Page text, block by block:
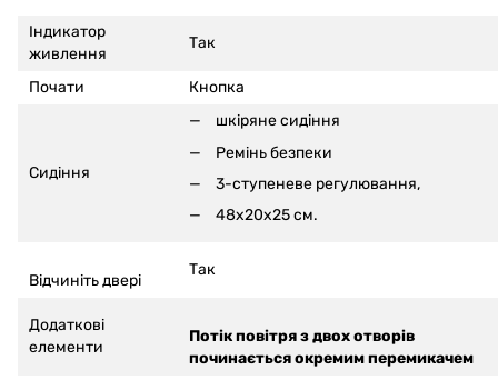
Індикатор
живлення
Так
Почати Кнопка
Сидіння
шкіряне сидіння
Ремінь безпеки
3-ступеневе регулювання,
48x20x25 см.
Відчиніть двері
Так
Додаткові
елементи
Потік повітря з двох отворів
починається окремим перемикачем